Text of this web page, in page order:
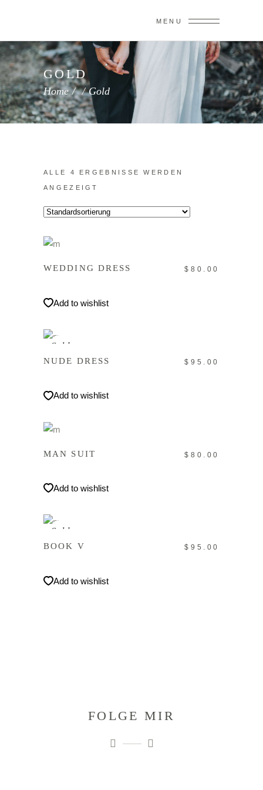
MENU
GOLD
Home//Gold
ALLE 4 ERGEBNISSE WERDEN
ANGEZEIGT
WEDDING DRESS $ 80.00
Add to wishlist
Sold
NUDE DRESS $ 95.00
Add to wishlist
MAN SUIT $ 80.00
Add to wishlist
Sold
BOOK V $ 95.00
Add to wishlist
FOLGE MIR